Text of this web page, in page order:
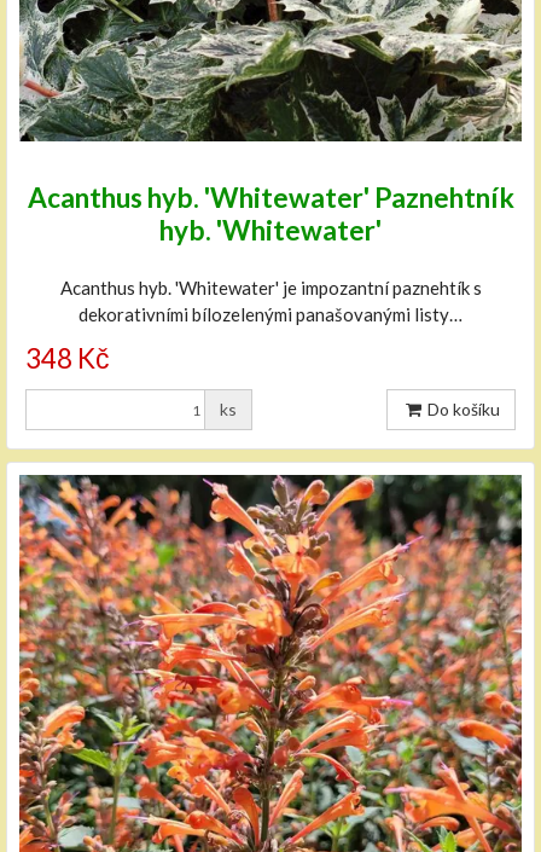
Acanthus hyb. 'Whitewater' Paznehtník
hyb. 'Whitewater'
Acanthus hyb. 'Whitewater' je impozantní paznehtík s
dekorativními bílozelenými panašovanými listy…
348 Kč
ks Do košíku